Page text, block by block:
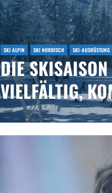
SKI ALPIN SKI NORDISCH SKI-AUSRÜSTUNG
DIE
VIELFÄLTIG,